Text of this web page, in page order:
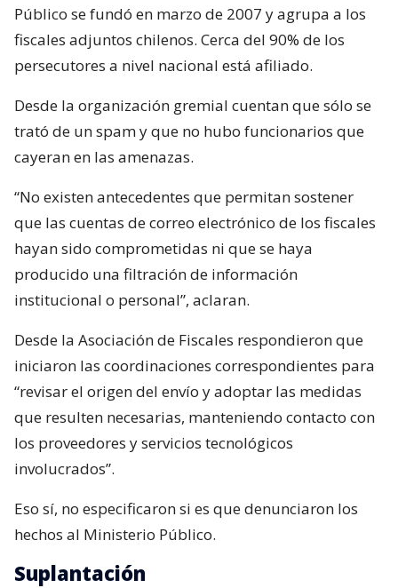
Público se fundó en marzo de 2007 y agrupa a los
fiscales adjuntos chilenos. Cerca del 90% de los
persecutores a nivel nacional está afiliado.
Desde la organización gremial cuentan que sólo se
trató de un spam y que no hubo funcionarios que
cayeran en las amenazas.
“No existen antecedentes que permitan sostener
que las cuentas de correo electrónico de los fiscales
hayan sido comprometidas ni que se haya
producido una filtración de información
institucional o personal”, aclaran.
Desde la Asociación de Fiscales respondieron que
iniciaron las coordinaciones correspondientes para
“revisar el origen del envío y adoptar las medidas
que resulten necesarias, manteniendo contacto con
los proveedores y servicios tecnológicos
involucrados”.
Eso sí, no especificaron si es que denunciaron los
hechos al Ministerio Público.
Suplantación